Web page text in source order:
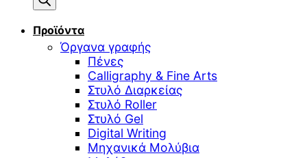
Προϊόντα
Όργανα γραφής
Πένες
Calligraphy & Fine Arts
Στυλό Διαρκείας
Στυλό Roller
Στυλό Gel
Digital Writing
Μηχανικά Μολύβια